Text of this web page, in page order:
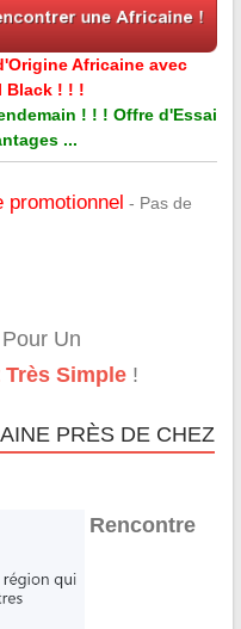
Africaine avec
Black ! ! !
! ! ! Offre d'Essai
...
promotionnel - Pas de
Un
Simple!
PRÈS DE CHEZ
Rencontre